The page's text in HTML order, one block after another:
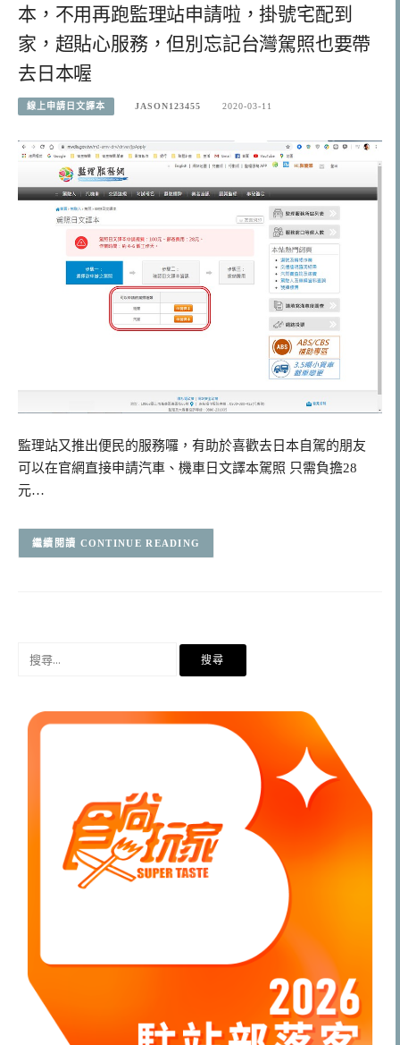
本，不用再跑監理站申請啦，掛號宅配到
家，超貼心服務，但別忘記台灣駕照也要帶
去日本喔
線上申請日文譯本 JASON123455 2020-03-11
監理站又推出便民的服務囉，有助於喜歡去日本自駕的朋友
可以在官網直接申請汽車、機車日文譯本駕照 只需負擔28
元…
CONTINUE READING
字: